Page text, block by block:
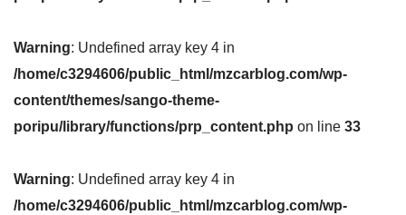
Warning: Undefined array key 4 in
/home/c3294606/public_html/mzcarblog.com/wp-
content/themes/sango-theme-
poripu/library/functions/prp_content.php on line 33
Warning: Undefined array key 4 in
/home/c3294606/public_html/mzcarblog.com/wp-